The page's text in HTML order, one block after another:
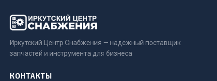
Система питания
Система выпуска газа
Система охлаждения
Тормозная система
Иркутский Центр Снабжения — надёжный поставщик
запчастей и инструмента для бизнеса
КОНТАКТЫ